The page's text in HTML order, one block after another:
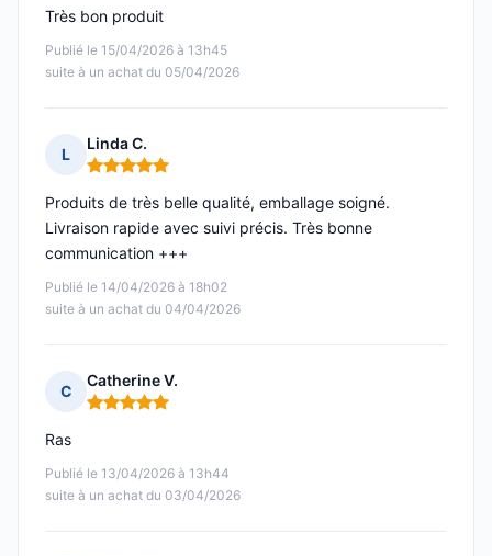
Publié le 15/04/2026 à 13h45
suite à un achat du 05/04/2026
Très bon produit
L
Linda C.
Note : 5 sur 5
Publié le 14/04/2026 à 18h02
suite à un achat du 04/04/2026
Produits de très belle qualité, emballage soigné.
Livraison rapide avec suivi précis. Très bonne
communication +++
C
Catherine V.
Note : 5 sur 5
Publié le 13/04/2026 à 13h44
suite à un achat du 03/04/2026
Ras